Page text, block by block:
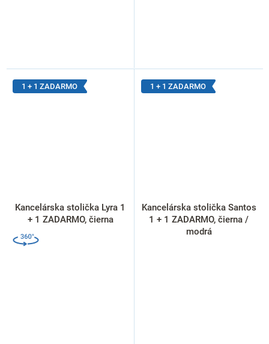
1 + 1 ZADARMO
Kancelárska stolička Lyra 1
+ 1 ZADARMO, čierna
1 + 1 ZADARMO
Kancelárska stolička Santos
1 + 1 ZADARMO, čierna /
modrá